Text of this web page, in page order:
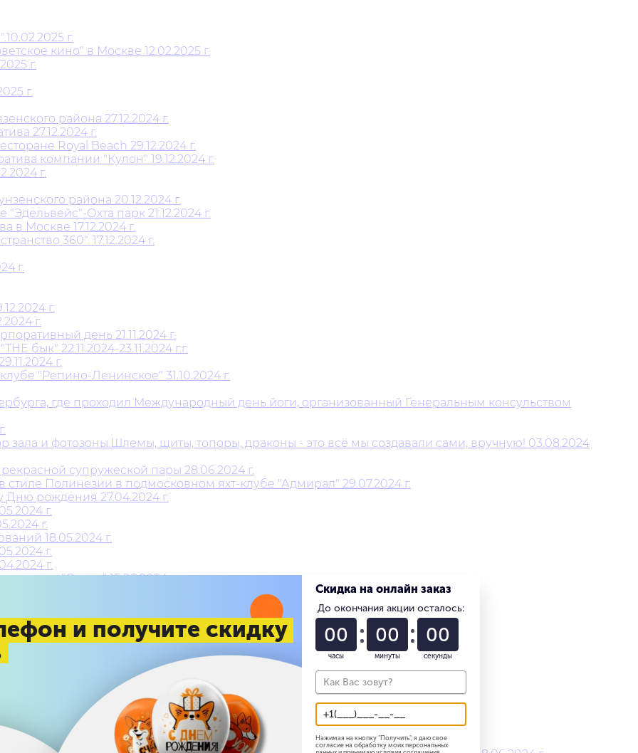
г.
кино" в Москве 12.02.2025 г.
г.
г.
района 27.12.2024 г.
27.12.2024 г.
Royal Beach 29.12.2024 г.
компании "Кулон" 19.12.2024 г.
г.
района 20.12.2024 г.
Охта парк 21.12.2024 г.
в Москве 17.12.2024 г.
360". 17.12.2024 г.
г.
г.
г.
день 21.11.2024 г.
бык" 22.11.2024-23.11.2024 г.г.
г.
"Репино-Ленинское" 31.10.2024 г.
где проходил Международный день йоги, организованный Генеральным консульством
и фотозоны.Шлемы, щиты, топоры, драконы - это всё мы создавали сами, вручную! 03.08.2024
супружеской пары 28.06.2024 г.
Полинезии в подмосковном яхт-клубе "Адмирал" 29.07.2024 г.
рождения 27.04.2024 г.
г.
г.
18.05.2024 г.
г.
г.
в стиле "Оскар" 15.08.2024 г.
г.
г.
магазинов "Унция" - 22 года 15.08.2024-16.08.2024 г.г.
21.09.2024 г.
г.
и получите скидку
Скидка на онлайн заказ
До окончания акции осталось:
01
часы
22
минуты
58
секунды
Нажимая на кнопку "Получить", я даю свое
согласие на обработку моих персональных